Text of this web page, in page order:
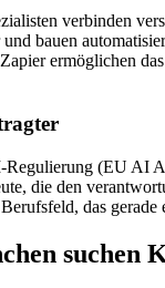
verbinden
und bauen
ermöglichen
(EU AI
die den
das gerade
suchen